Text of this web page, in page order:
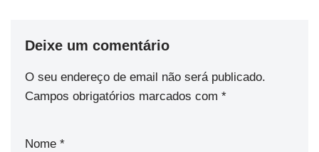
Deixe um comentário
O seu endereço de email não será publicado.
Campos obrigatórios marcados com *
Nome *